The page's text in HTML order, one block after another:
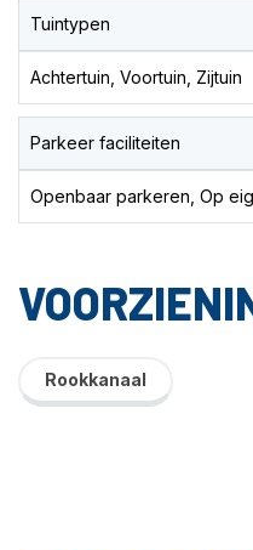
Tuintypen
Achtertuin, Voortuin, Zijtuin
Parkeer faciliteiten
Openbaar parkeren, Op
Rookkanaal